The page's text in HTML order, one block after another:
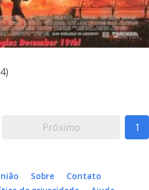
Próximo 1
Sobre
Contato